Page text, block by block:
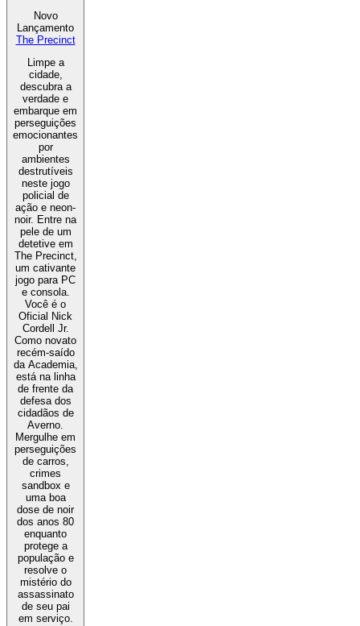
Novo
Lançamento
The Precinct
Limpe a
cidade,
descubra a
verdade e
embarque em
perseguições
emocionantes
por
ambientes
destrutíveis
neste jogo
policial de
ação e neon-
noir. Entre na
pele de um
detetive em
The Precinct,
um cativante
jogo para PC
e consola.
Você é o
Oficial Nick
Cordell Jr.
Como novato
recém-saído
da Academia,
está na linha
de frente da
defesa dos
cidadãos de
Averno.
Mergulhe em
perseguições
de carros,
crimes
sandbox e
uma boa
dose de noir
dos anos 80
enquanto
protege a
população e
resolve o
mistério do
assassinato
de seu pai
em serviço.